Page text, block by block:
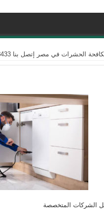
الحشرات في مصر إتصل بنا 01050003433
الشركات المتخصصة